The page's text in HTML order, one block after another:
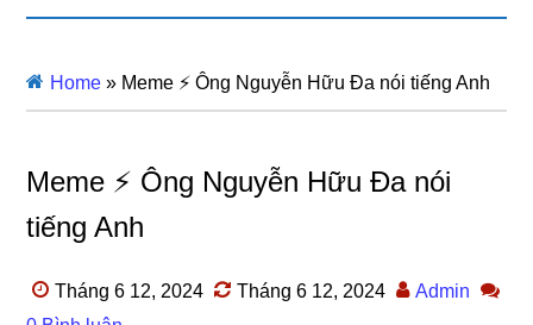
Home » Meme ⚡ Ông Nguyễn Hữu Đa nói tiếng Anh
Meme ⚡ Ông Nguyễn Hữu Đa nói
tiếng Anh
Tháng 6 12, 2024 Tháng 6 12, 2024
Admin